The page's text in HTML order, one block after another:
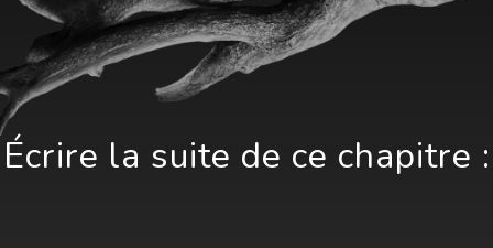
Écrire la suite de ce chapitre :